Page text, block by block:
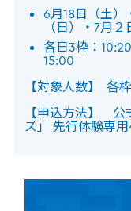
6月18日（土）
（日）・7月
各日3枠：
15:00
【対象人数】 各
【申込方法】 公
ズ」 先行体験専